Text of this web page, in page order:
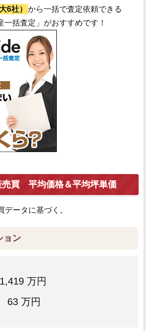
6社）
から一括で査定依頼できる
一括査定」がおすすめです！
売買 平均価格＆平均坪単価
ータに基づく。
ョン
1,419 万円
63 万円